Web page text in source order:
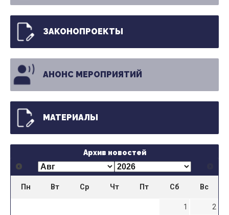
ЗАКОНОПРОЕКТЫ
АНОНС МЕРОПРИЯТИЙ
МАТЕРИАЛЫ
Архив новостей
Пн Вт Ср Чт Пт Сб Вс
1
2